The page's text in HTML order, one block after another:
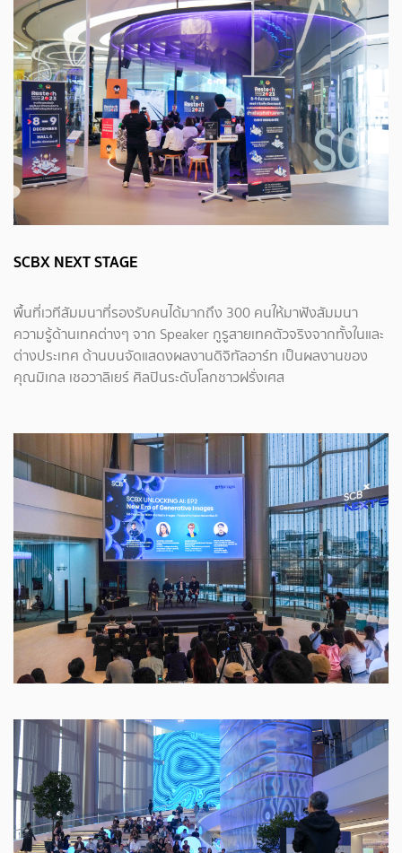
SCBX NEXT STAGE
พื้นที่เวทีสัมมนาที่รองรับคนได้มากถึง 300 คนให้มาฟังสัมมนา
ความรู้ด้านเทคต่างๆ จาก Speaker กูรูสายเทคตัวจริงจากทั้งในและ
ต่างประเทศ ด้านบนจัดแสดงผลงานดิจิทัลอาร์ท เป็นผลงานของ
คุณมิเกล เชอวาลิเยร์ ศิลปินระดับโลกชาวฝรั่งเศส